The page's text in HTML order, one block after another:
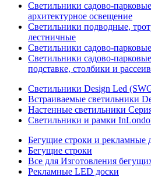
Светильники садово-
архитектурное освещение
Светильники подводные,
лестничные
Светильники садово-
Светильники садово-
подставке, столбики и
Светильники Design Led
Встраиваемые светильники
Настенные светильники
Светильники и рамки
Бегущие строки и рекламные
Бегущие строки
Все для Изготовления
Рекламные LED доски